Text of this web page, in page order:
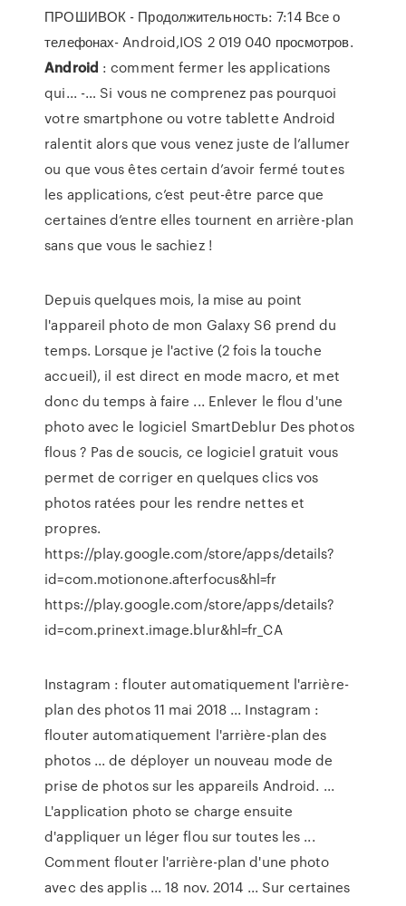
ПРОШИВОК - Продолжительность: 7:14 Все о
телефонах- Android,IOS 2 019 040 просмотров.
Android : comment fermer les applications
qui... -… Si vous ne comprenez pas pourquoi
votre smartphone ou votre tablette Android
ralentit alors que vous venez juste de l’allumer
ou que vous êtes certain d’avoir fermé toutes
les applications, c’est peut-être parce que
certaines d’entre elles tournent en arrière-plan
sans que vous le sachiez !
Depuis quelques mois, la mise au point
l'appareil photo de mon Galaxy S6 prend du
temps. Lorsque je l'active (2 fois la touche
accueil), il est direct en mode macro, et met
donc du temps à faire ... Enlever le flou d'une
photo avec le logiciel SmartDeblur Des photos
flous ? Pas de soucis, ce logiciel gratuit vous
permet de corriger en quelques clics vos
photos ratées pour les rendre nettes et
propres.
https://play.google.com/store/apps/details?
id=com.motionone.afterfocus&hl=fr
https://play.google.com/store/apps/details?
id=com.prinext.image.blur&hl=fr_CA
Instagram : flouter automatiquement l'arrière-
plan des photos 11 mai 2018 ... Instagram :
flouter automatiquement l'arrière-plan des
photos ... de déployer un nouveau mode de
prise de photos sur les appareils Android. ...
L'application photo se charge ensuite
d'appliquer un léger flou sur toutes les ...
Comment flouter l'arrière-plan d'une photo
avec des applis ... 18 nov. 2014 ... Sur certaines